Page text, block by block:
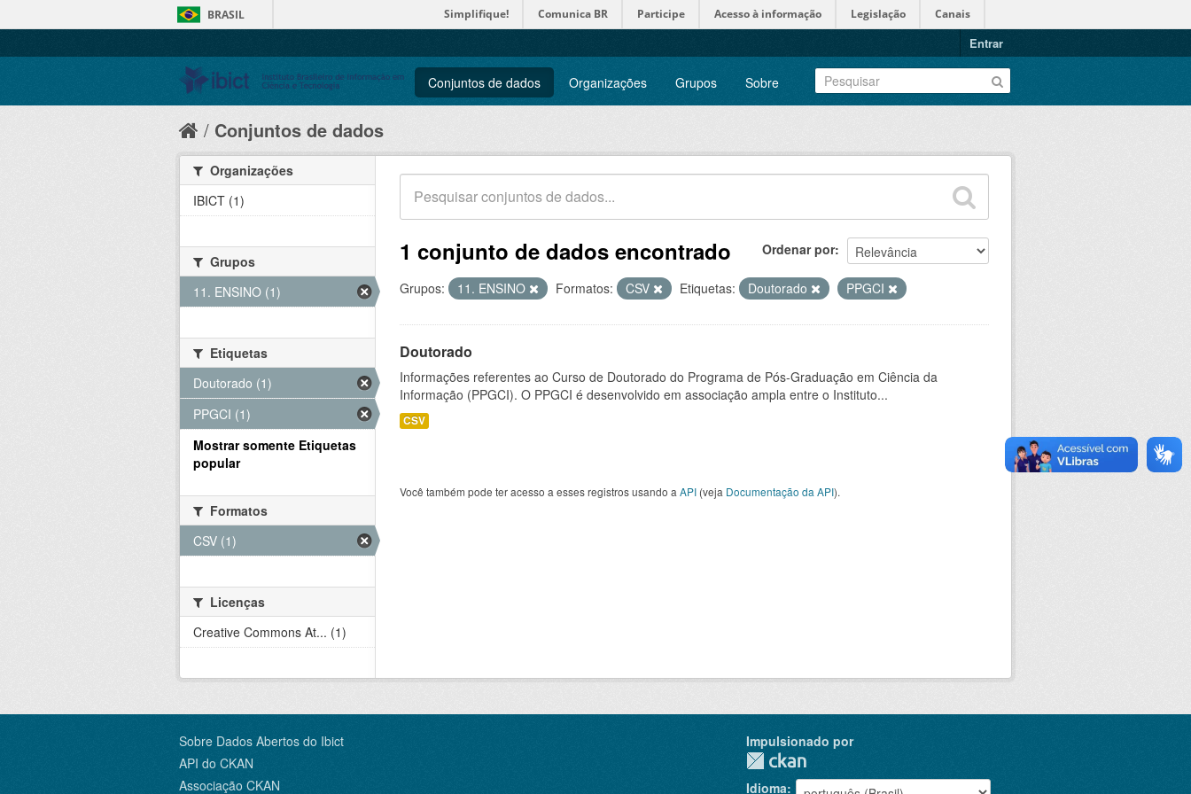
BRASIL Simplifique! Comunica BR Participe Acesso à informação Legislação Canais
Entrar
Conjuntos de dados Organizações Grupos Sobre
Conjuntos de dados
Ordenar por
1 conjunto de dados encontrado
Grupos: 11. ENSINO Formatos: CSV Etiquetas: Doutorado PPGCI
Doutorado
Informações referentes ao Curso de Doutorado do Programa de Pós-Graduação em Ciência da
Informação (PPGCI). O PPGCI é desenvolvido em associação ampla entre o Instituto...
CSV
Você também pode ter acesso a esses registros usando a API (veja Documentação da API).
Organizações
IBICT (1)
Grupos
11. ENSINO (1)
Etiquetas
Doutorado (1)
PPGCI (1)
Mostrar somente Etiquetas
popular
Formatos
CSV (1)
Licenças
Creative Commons At... (1)
Sobre Dados Abertos do Ibict
API do CKAN
Associação CKAN
Impulsionado por
Idioma